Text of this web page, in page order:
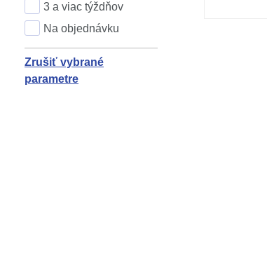
3 a viac týždňov
Na objednávku
Zrušiť vybrané
parametre